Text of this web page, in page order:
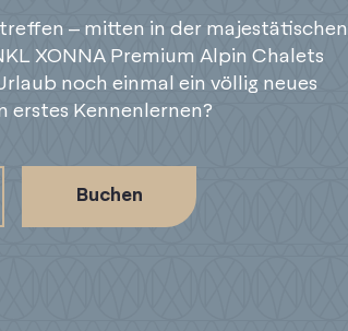
– mitten in der majestätischen
XONNA Premium Alpin Chalets
noch einmal ein völlig neues
erstes Kennenlernen?
Buchen